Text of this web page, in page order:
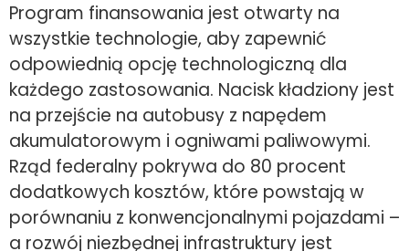
Program finansowania jest otwarty na
wszystkie technologie, aby zapewnić
odpowiednią opcję technologiczną dla
każdego zastosowania. Nacisk kładziony jest
na przejście na autobusy z napędem
akumulatorowym i ogniwami paliwowymi.
Rząd federalny pokrywa do 80 procent
dodatkowych kosztów, które powstają w
porównaniu z konwencjonalnymi pojazdami –
a rozwój niezbędnej infrastruktury jest